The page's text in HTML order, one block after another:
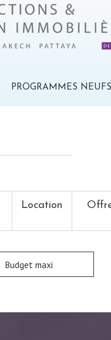
PROGRAMMES
Location